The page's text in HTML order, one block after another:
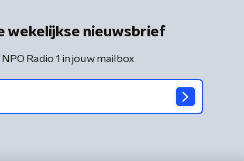
wekelijkse nieuwsbrief
Radio 1 in jouw mailbox